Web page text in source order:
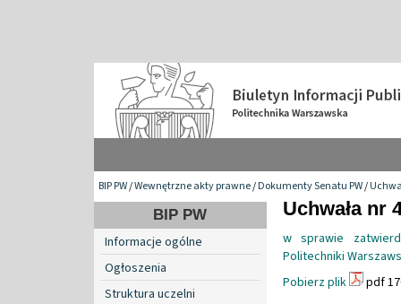
BIP PW/Wewnętrzne akty prawne/Dokumenty Senatu PW/
BIP PW
Informacje ogólne
Ogłoszenia
Struktura uczelni
Uchwała nr
w sprawie
Politechniki
Pobierz plik
pdf